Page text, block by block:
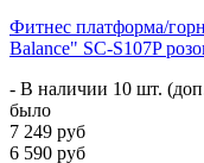
Фитнес платформа/
Balance" SC-S107P
- В наличии 10 шт.
было
7 249 руб
6 590 руб